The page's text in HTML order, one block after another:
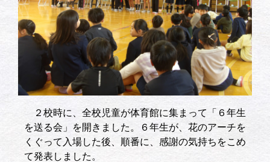
２校時に、全校児童が体育館に集まって「６年生
を送る会」を開きました。６年生が、花のアーチを
くぐって入場した後、順番に、感謝の気持ちをこめ
て発表しました。